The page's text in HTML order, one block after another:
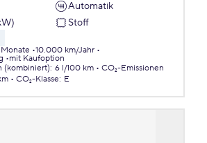
Automatik
Stoff
10.000 km/Jahr
mit Kaufoption
(kombiniert): 6 l/100 km
CO₂-Emissionen
CO₂-Klasse: E